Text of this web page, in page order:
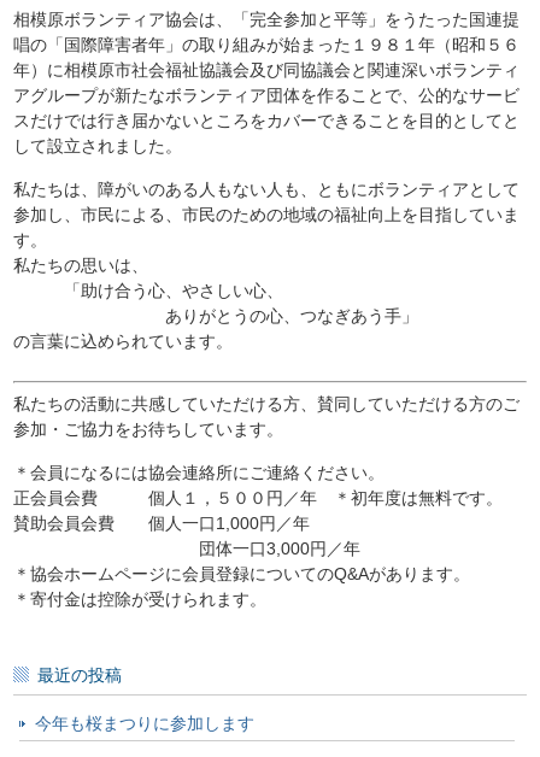
相模原ボランティア協会は、「完全参加と平等」をうたった国連提
唱の「国際障害者年」の取り組みが始まった１９８１年（昭和５６
年）に相模原市社会福祉協議会及び同協議会と関連深いボランティ
アグループが新たなボランティア団体を作ることで、公的なサービ
スだけでは行き届かないところをカバーできることを目的としてと
して設立されました。
私たちは、障がいのある人もない人も、ともにボランティアとして
参加し、市民による、市民のための地域の福祉向上を目指していま
す。
私たちの思いは、
「助け合う心、やさしい心、
ありがとうの心、つなぎあう手」
の言葉に込められています。
私たちの活動に共感していただける方、賛同していただける方のご
参加・ご協力をお待ちしています。
＊会員になるには協会連絡所にご連絡ください。
正会員会費 個人１，５００円／年 ＊初年度は無料です。
賛助会員会費 個人一口1,000円／年
団体一口3,000円／年
＊協会ホームページに会員登録についてのQ&Aがあります。
＊寄付金は控除が受けられます。
最近の投稿
今年も桜まつりに参加します